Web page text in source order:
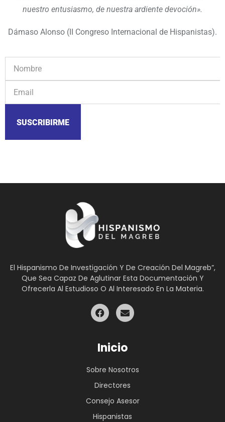
nuestro entusiasmo, de nuestra ardiente devoción».
Dámaso Alonso (II Congreso Internacional de Hispanistas).
SUSCRIBIRME
El Hispanismo De Investigación Y De Creación Del Magreb”,
Que Sea Capaz De Aglutinar Esta Documentación Y
Ofrecerla Al Estudioso O Al Interesado En La Materia.
Inicio
Sobre Nosotros
Directores
Consejo Asesor
Hispanistas